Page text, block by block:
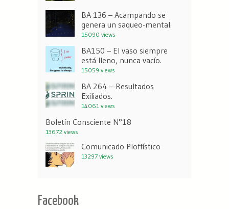
BA 136 – Acampando se
genera un saqueo-mental.
15090 views
BA150 – El vaso siempre
está lleno, nunca vacío.
15059 views
BA 264 – Resultados
Exiliados.
14061 views
Boletín Consciente N°18
13672 views
Comunicado Ploffístico
13297 views
Facebook